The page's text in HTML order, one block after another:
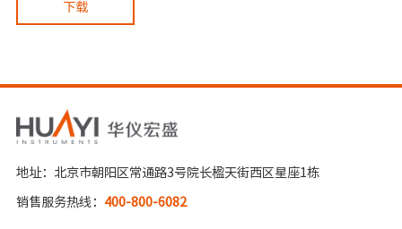
下载
地址：北京市朝阳区常通路3号院长楹天街西区星座1栋
销售服务热线： 400-800-6082